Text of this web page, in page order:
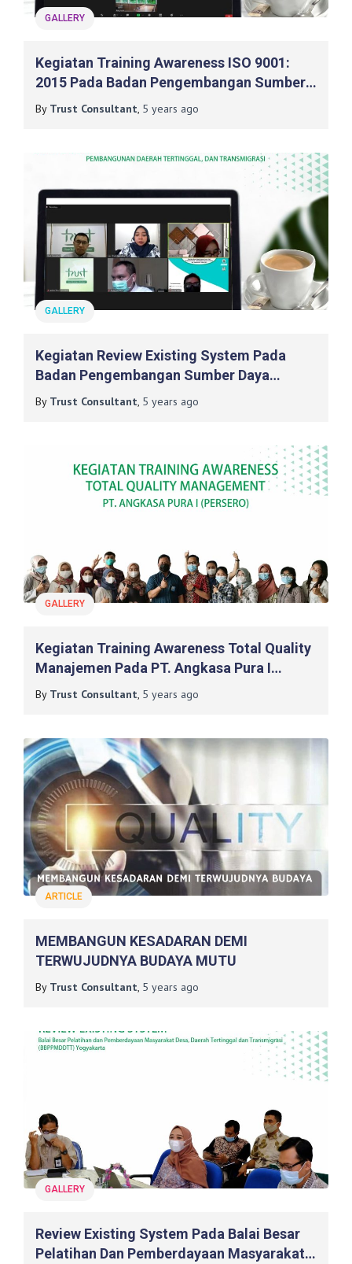
GALLERY
Kegiatan Training Awareness ISO 9001:
2015 Pada Badan Pengembangan Sumber
Daya Manusia Dan Pemberdayaan
By Trust Consultant, 5 years ago
GALLERY
Kegiatan Review Existing System Pada
Badan Pengembangan Sumber Daya
Manusia Dan Pemberdayaan Masyarakat
By Trust Consultant, 5 years ago
GALLERY
Kegiatan Training Awareness Total Quality
Manajemen Pada PT. Angkasa Pura I
(Persero)
By Trust Consultant, 5 years ago
ARTICLE
MEMBANGUN KESADARAN DEMI
TERWUJUDNYA BUDAYA MUTU
By Trust Consultant, 5 years ago
GALLERY
Review Existing System Pada Balai Besar
Pelatihan Dan Pemberdayaan Masyarakat